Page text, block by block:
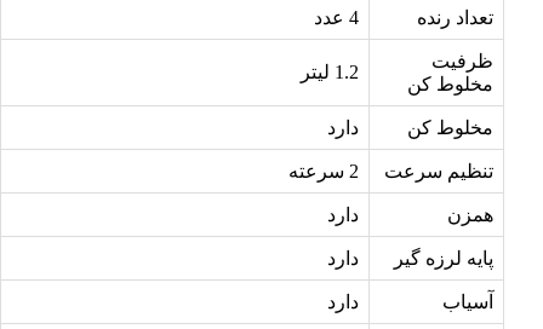
تعداد رنده
ظرفیت
مخلوط کن
1.2 لیتر
مخلوط‌ کن دارد
تنظیم سرعت
همزن دارد
پایه لرزه گیر دارد
آسیاب دارد